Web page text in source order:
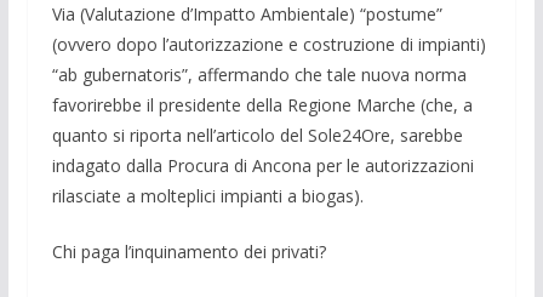
Via (Valutazione d’Impatto Am­bientale) “postume”
(ovve­ro dopo l’auto­rizzazione e costruzione di impianti)
“ab gubernatoris”, affermando che tale nuova norma
favorirebbe il presi­dente della Re­gione Marche (che, a
quan­to si riporta nell’articolo del So­le24Ore, sarebbe
indagato dalla Procura di Ancona per le autorizzazioni
rilasciate a molteplici impianti a biogas).
Chi paga l’inquinamento dei privati?